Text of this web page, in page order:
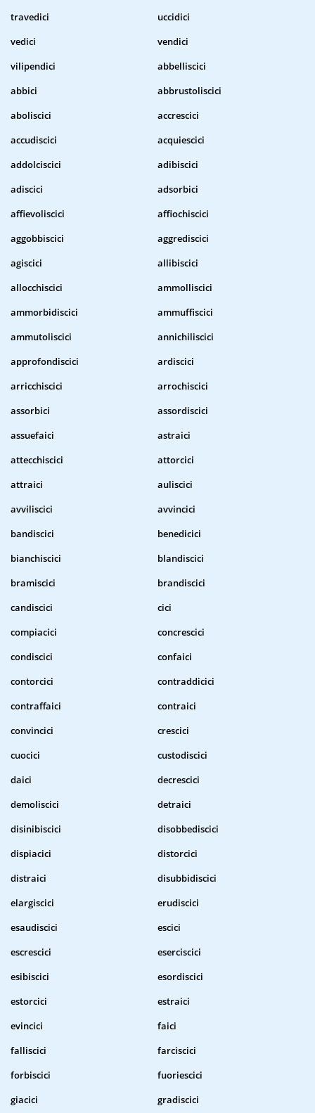
travedici
uccidici
vedici
vendici
vilipendici
abbelliscici
abbici
abbrustoliscici
aboliscici
accrescici
accudiscici
acquiescici
addolciscici
adibiscici
adiscici
adsorbici
affievoliscici
affiochiscici
aggobbiscici
aggrediscici
agiscici
allibiscici
allocchiscici
ammolliscici
ammorbidiscici
ammuffiscici
ammutoliscici
annichiliscici
approfondiscici
ardiscici
arricchiscici
arrochiscici
assorbici
assordiscici
assuefaici
astraici
attecchiscici
attorcici
attraici
auliscici
avviliscici
avvincici
bandiscici
benedicici
bianchiscici
blandiscici
bramiscici
brandiscici
candiscici
cici
compiacici
concrescici
condiscici
confaici
contorcici
contraddicici
contraffaici
contraici
convincici
crescici
cuocici
custodiscici
daici
decrescici
demoliscici
detraici
disinibiscici
disobbediscici
dispiacici
distorcici
distraici
disubbidiscici
elargiscici
erudiscici
esaudiscici
escici
escrescici
eserciscici
esibiscici
esordiscici
estorcici
estraici
evincici
faici
falliscici
farciscici
forbiscici
fuoriescici
giacici
gradiscici